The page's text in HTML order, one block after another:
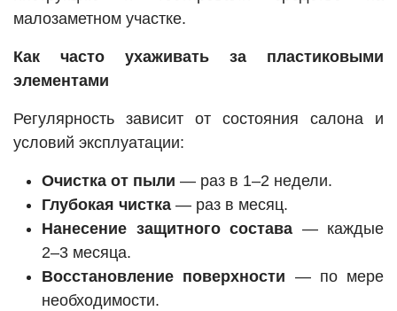
малозаметном участке.
Как часто ухаживать за пластиковыми
элементами
Регулярность зависит от состояния салона и
условий эксплуатации:
Очистка от пыли — раз в 1–2 недели.
Глубокая чистка — раз в месяц.
Нанесение защитного состава — каждые
2–3 месяца.
Восстановление поверхности — по мере
необходимости.